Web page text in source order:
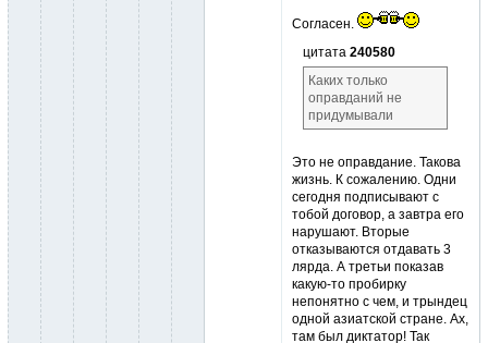
Согласен.
цитата 240580
Каких только
оправданий не
придумывали
Это не оправдание. Такова
жизнь. К сожалению. Одни
сегодня подписывают с
тобой договор, а завтра его
нарушают. Вторые
отказываются отдавать 3
лярда. А третьи показав
какую-то пробирку
непонятно с чем, и трындец
одной азиатской стране. Ах,
там был диктатор! Так